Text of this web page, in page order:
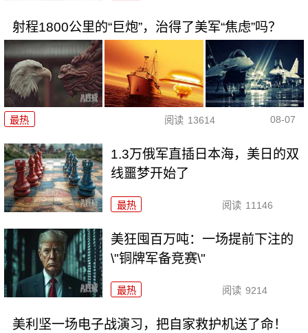
射程1800公里的“巨炮”，治得了美军“焦虑”吗？
最热 阅读 13614 08-07
1.3万俄军直插日本海，美日的双
线噩梦开始了
最热 阅读 11146
美狂囤百万吨：一场提前下注的
\"铜牌军备竞赛\"
最热 阅读 9214
美利坚一场电子战演习，把自家救护机送了命！